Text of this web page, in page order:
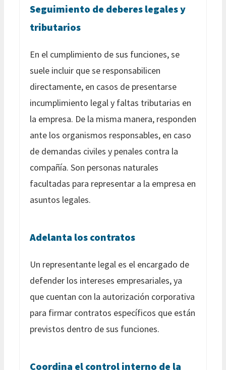
Seguimiento de deberes legales y
tributarios
En el cumplimiento de sus funciones, se
suele incluir que se responsabilicen
directamente, en casos de presentarse
incumplimiento legal y faltas tributarias en
la empresa. De la misma manera, responden
ante los organismos responsables, en caso
de demandas civiles y penales contra la
compañía. Son personas naturales
facultadas para representar a la empresa en
asuntos legales.
Adelanta los contratos
Un representante legal es el encargado de
defender los intereses empresariales, ya
que cuentan con la autorización corporativa
para firmar contratos específicos que están
previstos dentro de sus funciones.
Coordina el control interno de la